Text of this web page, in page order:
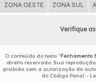
ZONA OESTE ZONA SUL
Verifique
O conteúdo do texto "Fechamento
direito reservado. Sua
proibida sem a autorização do
do Código Penal –